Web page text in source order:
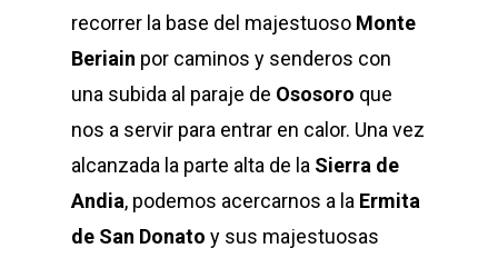
recorrer la base del majestuoso Monte
Beriain por caminos y senderos con
una subida al paraje de Ososoro que
nos a servir para entrar en calor. Una vez
alcanzada la parte alta de la Sierra de
Andia, podemos acercarnos a la Ermita
de San Donato y sus majestuosas